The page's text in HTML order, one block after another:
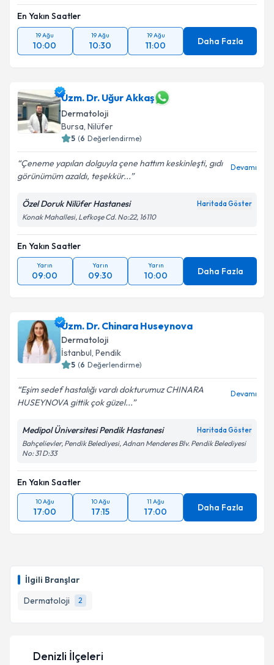
İlgili Branşlar
Dermatoloji
2
En Yakın Saatler
19 Ağu
10:00
19 Ağu
10:30
19 Ağu
11:00 Daha Fazla
Uzm. Dr. Uğur Akkaş
Dermatoloji
Bursa, Nilüfer
5 (6 Değerlendirme)
Çeneme yapılan dolguyla çene hattım keskinleşti, gıdı
görünümüm azaldı, teşekkür...
Devamı
Özel Doruk Nilüfer Hastanesi Haritada Göster
Konak Mahallesi, Lefkoşe Cd. No:22, 16110
En Yakın Saatler
Yarın
09:00
Yarın
09:30
Yarın
10:00 Daha Fazla
Uzm. Dr. Chinara Huseynova
Dermatoloji
İstanbul, Pendik
5 (6 Değerlendirme)
Eşim sedef hastalığı vardı dokturumuz CHINARA
HUSEYNOVA gittik çok güzel...
Devamı
Medipol Üniversitesi Pendik Hastanesi Haritada Göster
Bahçelievler, Pendik Belediyesi, Adnan Menderes Blv. Pendik Belediyesi
No: 31 D:33
En Yakın Saatler
10 Ağu
17:00
10 Ağu
17:15
11 Ağu
17:00 Daha Fazla
Denizli İlçeleri